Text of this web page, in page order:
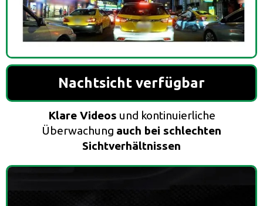
Nachtsicht verfügbar
Klare Videos und kontinuierliche
Überwachung auch bei schlechten
Sichtverhältnissen